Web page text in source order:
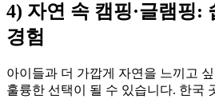
4) 자연 속 캠핑·글램핑:
경험
아이들과 더 가깝게 자연을 느끼고
훌륭한 선택이 될 수 있습니다. 한국